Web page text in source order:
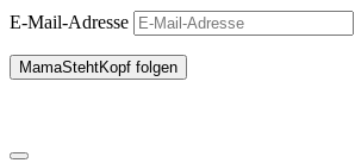
E-Mail-Adresse
MamaStehtKopf folgen